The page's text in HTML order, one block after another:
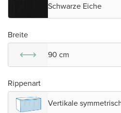
Schwarze Eiche
Breite
90 cm
Rippenart
Vertikale